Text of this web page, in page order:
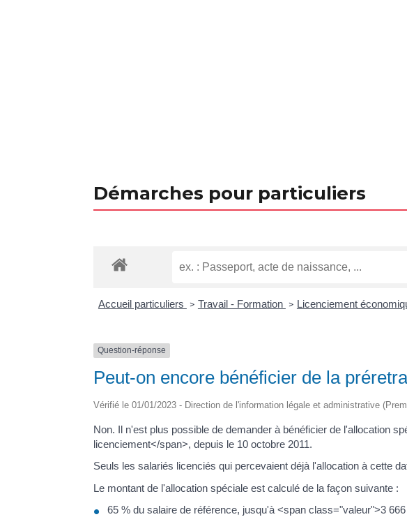
Démarches pour particuliers
Accueil particuliers > Travail - Formation > Licenciement
Question-réponse
Peut-on encore bénéficier de la
Vérifié le 01/01/2023 - Direction de l'information légale et administrative
Non. Il n'est plus possible de demander à bénéficier de l'allocation
licenciement</span>, depuis le 10 octobre 2011.
Seuls les salariés licenciés qui percevaient déjà l'allocation à cette
Le montant de l'allocation spéciale est calculé de la façon suivante :
65 % du salaire de référence, jusqu'à <span class="valeur">3